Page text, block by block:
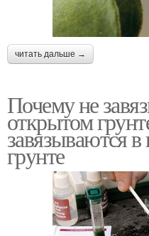
читать дальше →
Почему не
открытом
завязываются
грунте